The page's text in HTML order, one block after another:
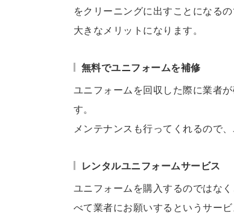
をクリーニングに出すことになる
大きなメリットになります。
無料でユニフォームを補修
ユニフォームを回収した際に業者
す。
メンテナンスも行ってくれるので
レンタルユニフォームサービス
ユニフォームを購入するのではな
べて業者にお願いするというサービ